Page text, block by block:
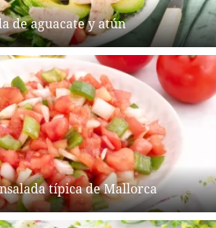
de aguacate y atún
típica de Mallorca